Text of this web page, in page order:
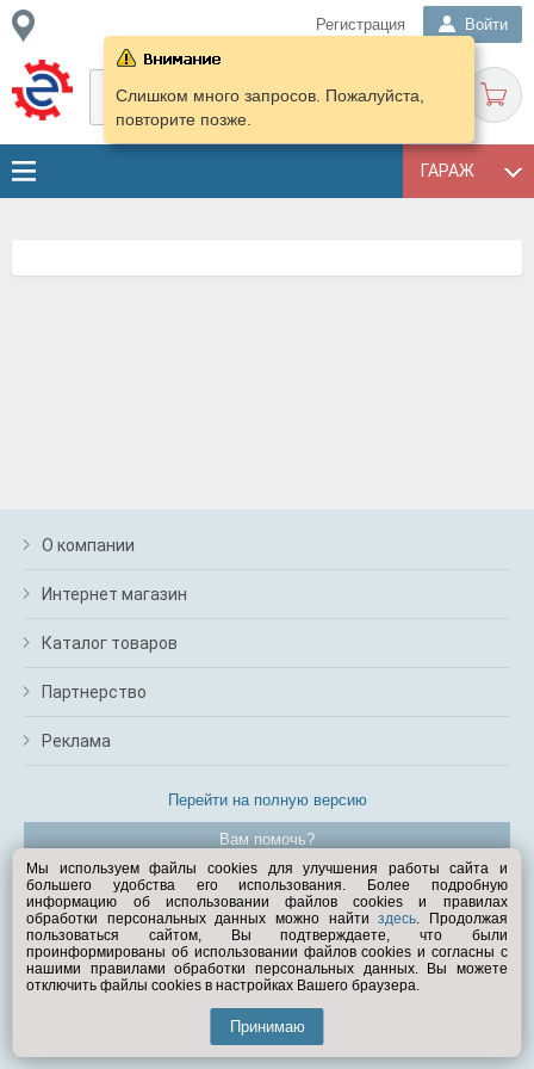
Регистрация Войти
ГАРАЖ
Слишком много запросов. Пожалуйста,
повторите позже.
О компании
Интернет магазин
Каталог товаров
Партнерство
Реклама
Перейти на полную версию
Вам помочь?
© Exist.ru 1998—2026
Мы используем файлы cookies для улучшения работы сайта и
большего удобства его использования. Более подробную
информацию об использовании файлов cookies и правилах
обработки персональных данных можно найтиздесь. Продолжая
пользоваться сайтом, Вы подтверждаете, что были
проинформированы об использовании файлов cookies и согласны с
нашими правилами обработки персональных данных. Вы можете
отключить файлы cookies в настройках Вашего браузера.
Принимаю